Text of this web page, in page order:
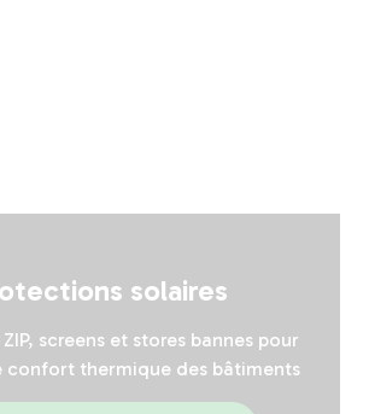
solaires
ZIP, screens et stores bannes pour
confort thermique des bâtiments